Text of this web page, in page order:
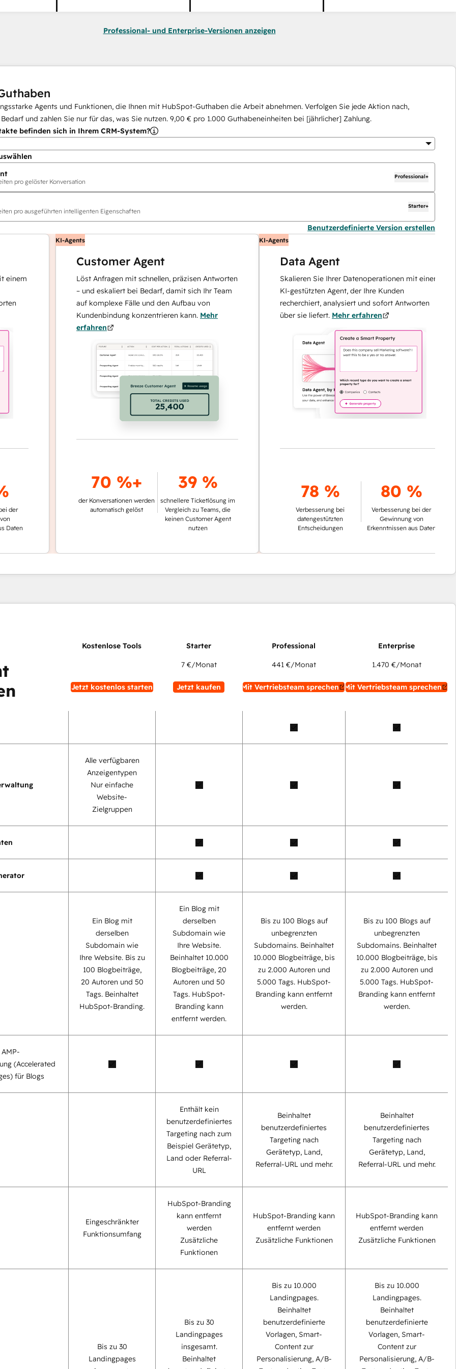
Professional- und Enterprise-Versionen anzeigen
Agents und Funktionen, die Ihnen mit HubSpot-Guthaben die Arbeit abnehmen. Verfolgen Sie jede Aktion nach,
und zahlen Sie nur für das, was Sie nutzen. 9,00 € pro 1.000 Guthabeneinheiten bei [jährlicher] Zahlung.
befinden sich in Ihrem CRM-System?
pro gelöster Konversation
Professional+
pro ausgeführten intelligenten Eigenschaften
Starter+
Benutzerdefinierte Version erstellen
KI-Agents
Customer Agent
Löst Anfragen mit schnellen, präzisen Antworten
– und eskaliert bei Bedarf, damit sich Ihr Team
auf komplexe Fälle und den Aufbau von
Kundenbindung konzentrieren kann.Mehr
erfahren
70 %+
der Konversationen werden
automatisch gelöst
39 %
schnellere Ticketlösung im
Vergleich zu Teams, die
keinen Customer Agent
nutzen
KI-Agents
Data Agent
Skalieren Sie Ihrer Datenoperationen mit einem
KI-gestützten Agent, der Ihre Kunden
recherchiert, analysiert und sofort Antworten
über sie liefert.Mehr erfahren
78 %
Verbesserung bei
datengestützten
Entscheidungen
80 %
Verbesserung bei der
Gewinnung von
Erkenntnissen aus Daten
Jetzt kostenlos starten
7 €/Monat
Jetzt kaufen
441 €/Monat
Mit Vertriebsteam sprechen
1.470 €/Monat
Mit Vertriebsteam sprechen
Alle verfügbaren
Anzeigentypen
Nur einfache
Website-
Zielgruppen
Ein Blog mit
derselben
Subdomain wie
Ihre Website. Bis zu
100 Blogbeiträge,
20 Autoren und 50
Tags. Beinhaltet
HubSpot-Branding.
Ein Blog mit
derselben
Subdomain wie
Ihre Website.
Beinhaltet 10.000
Blogbeiträge, 20
Autoren und 50
Tags. HubSpot-
Branding kann
entfernt werden.
Bis zu 100 Blogs auf
unbegrenzten
Subdomains. Beinhaltet
10.000 Blogbeiträge, bis
zu 2.000 Autoren und
5.000 Tags. HubSpot-
Branding kann entfernt
werden.
Bis zu 100 Blogs auf
unbegrenzten
Subdomains. Beinhaltet
10.000 Blogbeiträge, bis
zu 2.000 Autoren und
5.000 Tags. HubSpot-
Branding kann entfernt
werden.
(Accelerated
für Blogs
Enthält kein
benutzerdefiniertes
Targeting nach zum
Beispiel Gerätetyp,
Land oder Referral-
URL
Beinhaltet
benutzerdefiniertes
Targeting nach
Gerätetyp, Land,
Referral-URL und mehr.
Beinhaltet
benutzerdefiniertes
Targeting nach
Gerätetyp, Land,
Referral-URL und mehr.
Eingeschränkter
Funktionsumfang
HubSpot-Branding
kann entfernt
werden
Zusätzliche
Funktionen
HubSpot-Branding kann
entfernt werden
Zusätzliche Funktionen
HubSpot-Branding kann
entfernt werden
Zusätzliche Funktionen
Bis zu 30
Landingpages
Bis zu 30
Landingpages
insgesamt.
Beinhaltet
Bis zu 10.000
Landingpages.
Beinhaltet
benutzerdefinierte
Vorlagen, Smart-
Content zur
Personalisierung, A/B-
Bis zu 10.000
Landingpages.
Beinhaltet
benutzerdefinierte
Vorlagen, Smart-
Content zur
Personalisierung, A/B-